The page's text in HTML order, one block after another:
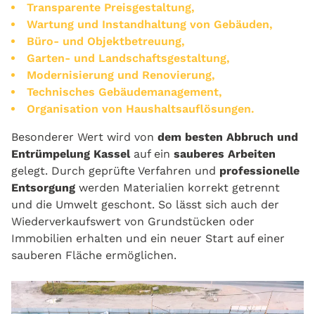
Transparente Preisgestaltung,
Wartung und Instandhaltung von Gebäuden,
Büro- und Objektbetreuung,
Garten- und Landschaftsgestaltung,
Modernisierung und Renovierung,
Technisches Gebäudemanagement,
Organisation von Haushaltsauflösungen.
Besonderer Wert wird von dem besten Abbruch und
Entrümpelung Kasselauf ein sauberes Arbeiten
gelegt. Durch geprüfte Verfahren und professionelle
Entsorgung werden Materialien korrekt getrennt
und die Umwelt geschont. So lässt sich auch der
Wiederverkaufswert von Grundstücken oder
Immobilien erhalten und ein neuer Start auf einer
sauberen Fläche ermöglichen.